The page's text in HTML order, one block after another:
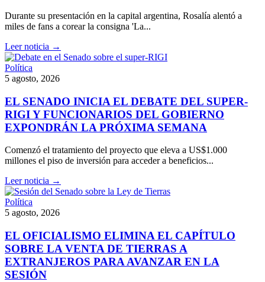
Durante su presentación en la capital argentina, Rosalía alentó a
miles de fans a corear la consigna 'La...
Leer noticia →
Política
5 agosto, 2026
EL SENADO INICIA EL DEBATE DEL SUPER-
RIGI Y FUNCIONARIOS DEL GOBIERNO
EXPONDRÁN LA PRÓXIMA SEMANA
Comenzó el tratamiento del proyecto que eleva a US$1.000
millones el piso de inversión para acceder a beneficios...
Leer noticia →
Política
5 agosto, 2026
EL OFICIALISMO ELIMINA EL CAPÍTULO
SOBRE LA VENTA DE TIERRAS A
EXTRANJEROS PARA AVANZAR EN LA
SESIÓN